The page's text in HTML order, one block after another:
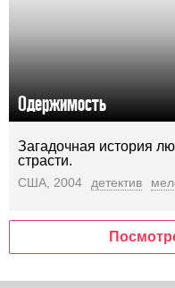
Одержимость
Загадочная история
страсти.
США, 2004 детектив